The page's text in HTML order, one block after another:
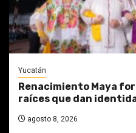
Yucatán
Renacimiento Maya
raíces que dan
agosto 8, 2026